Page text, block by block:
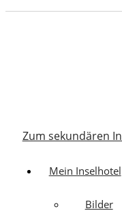
Zum sekundären
Mein Inselhotel
Bilder